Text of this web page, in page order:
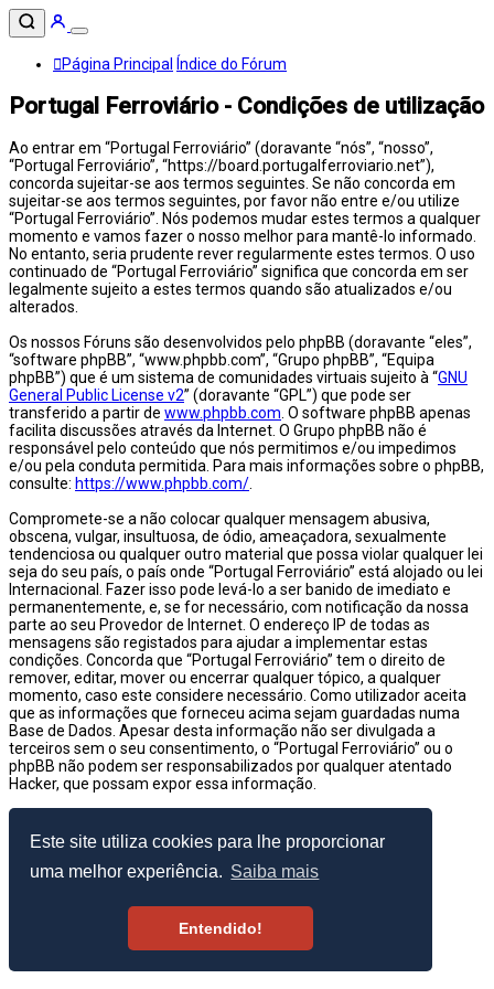
Este site utiliza cookies para lhe proporcionar
uma melhor experiência. Saiba mais
Entendido!
Página Principal Índice do Fórum
Portugal Ferroviário - Condições de utilização
Ao entrar em “Portugal Ferroviário” (doravante “nós”, “nosso”,
“Portugal Ferroviário”, “https://board.portugalferroviario.net”),
concorda sujeitar-se aos termos seguintes. Se não concorda em
sujeitar-se aos termos seguintes, por favor não entre e/ou utilize
“Portugal Ferroviário”. Nós podemos mudar estes termos a qualquer
momento e vamos fazer o nosso melhor para mantê-lo informado.
No entanto, seria prudente rever regularmente estes termos. O uso
continuado de “Portugal Ferroviário” significa que concorda em ser
legalmente sujeito a estes termos quando são atualizados e/ou
alterados.
Os nossos Fóruns são desenvolvidos pelo phpBB (doravante “eles”,
“software phpBB”, “www.phpbb.com”, “Grupo phpBB”, “Equipa
phpBB”) que é um sistema de comunidades virtuais sujeito à “GNU
General Public License v2” (doravante “GPL”) que pode ser
transferido a partir de www.phpbb.com . O software phpBB apenas
facilita discussões através da Internet. O Grupo phpBB não é
responsável pelo conteúdo que nós permitimos e/ou impedimos
e/ou pela conduta permitida. Para mais informações sobre o phpBB,
consulte: https://www.phpbb.com/
Compromete-se a não colocar qualquer mensagem abusiva,
obscena, vulgar, insultuosa, de ódio, ameaçadora, sexualmente
tendenciosa ou qualquer outro material que possa violar qualquer lei
seja do seu país, o país onde “Portugal Ferroviário” está alojado ou lei
Internacional. Fazer isso pode levá-lo a ser banido de imediato e
permanentemente, e, se for necessário, com notificação da nossa
parte ao seu Provedor de Internet. O endereço IP de todas as
mensagens são registados para ajudar a implementar estas
condições. Concorda que “Portugal Ferroviário” tem o direito de
remover, editar, mover ou encerrar qualquer tópico, a qualquer
momento, caso este considere necessário. Como utilizador aceita
que as informações que forneceu acima sejam guardadas numa
Base de Dados. Apesar desta informação não ser divulgada a
terceiros sem o seu consentimento, o “Portugal Ferroviário” ou o
phpBB não podem ser responsabilizados por qualquer atentado
Hacker, que possam expor essa informação.
© 2003–2026 Portugal Ferroviário